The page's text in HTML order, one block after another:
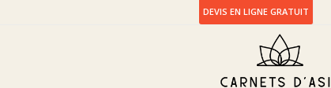
DEVIS EN LIGNE GRATUIT